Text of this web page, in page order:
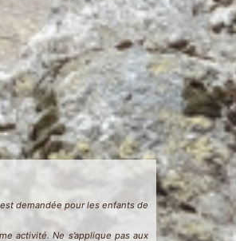
demandée pour les enfants de
activité. Ne s’applique pas aux